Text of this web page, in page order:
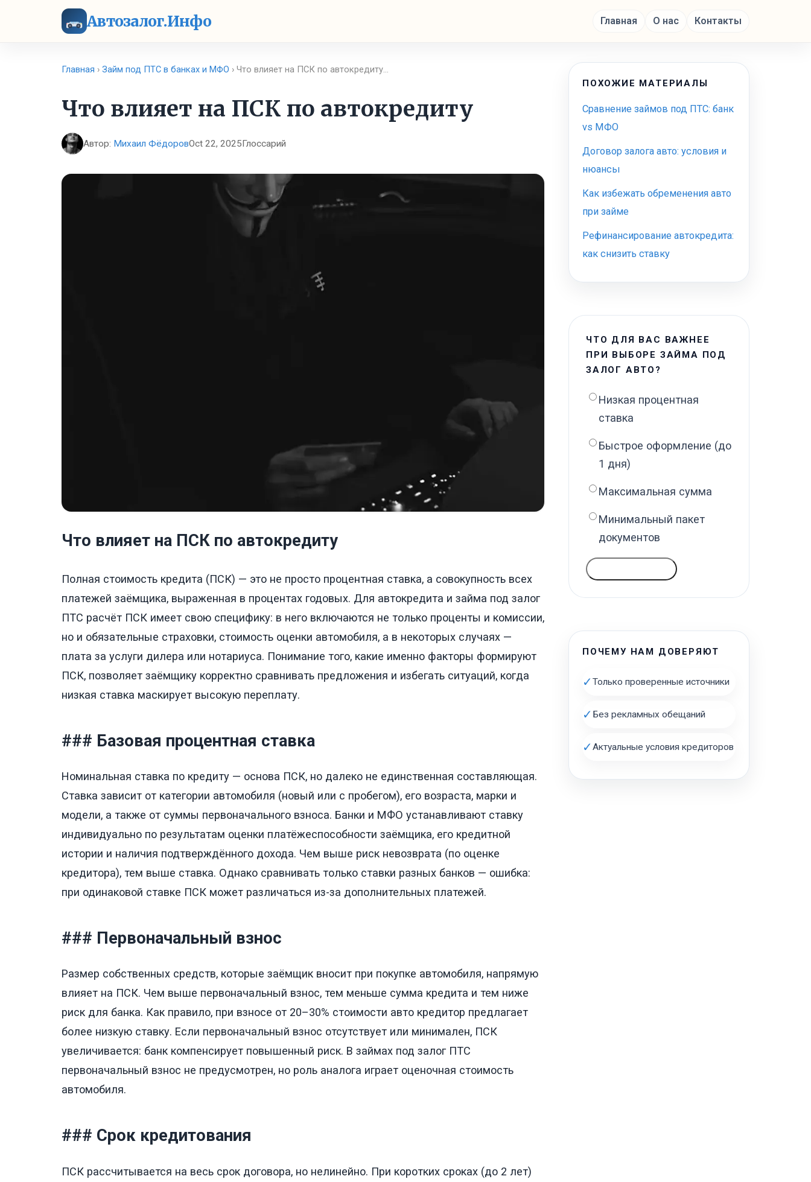
Автозалог.Инфо Главная О нас Контакты
Главная › Займ под ПТС в банках и МФО › Что влияет на ПСК по автокредиту…
Что влияет на ПСК по автокредиту
Автор: Михаил ФёдоровOct 22, 2025Глоссарий
Что влияет на ПСК по автокредиту
Полная стоимость кредита (ПСК) — это не просто процентная ставка, а совокупность всех
платежей заёмщика, выраженная в процентах годовых. Для автокредита и займа под залог
ПТС расчёт ПСК имеет свою специфику: в него включаются не только проценты и комиссии,
но и обязательные страховки, стоимость оценки автомобиля, а в некоторых случаях —
плата за услуги дилера или нотариуса. Понимание того, какие именно факторы формируют
ПСК, позволяет заёмщику корректно сравнивать предложения и избегать ситуаций, когда
низкая ставка маскирует высокую переплату.
### Базовая процентная ставка
Номинальная ставка по кредиту — основа ПСК, но далеко не единственная составляющая.
Ставка зависит от категории автомобиля (новый или с пробегом), его возраста, марки и
модели, а также от суммы первоначального взноса. Банки и МФО устанавливают ставку
индивидуально по результатам оценки платёжеспособности заёмщика, его кредитной
истории и наличия подтверждённого дохода. Чем выше риск невозврата (по оценке
кредитора), тем выше ставка. Однако сравнивать только ставки разных банков — ошибка:
при одинаковой ставке ПСК может различаться из-за дополнительных платежей.
### Первоначальный взнос
Размер собственных средств, которые заёмщик вносит при покупке автомобиля, напрямую
влияет на ПСК. Чем выше первоначальный взнос, тем меньше сумма кредита и тем ниже
риск для банка. Как правило, при взносе от 20–30% стоимости авто кредитор предлагает
более низкую ставку. Если первоначальный взнос отсутствует или минимален, ПСК
увеличивается: банк компенсирует повышенный риск. В займах под залог ПТС
первоначальный взнос не предусмотрен, но роль аналога играет оценочная стоимость
автомобиля.
### Срок кредитования
ПСК рассчитывается на весь срок договора, но нелинейно. При коротких сроках (до 2 лет)
ПОХОЖИЕ МАТЕРИАЛЫ
Сравнение займов под ПТС: банк
vs МФО
Договор залога авто: условия и
нюансы
Как избежать обременения авто
при займе
Рефинансирование автокредита:
как снизить ставку
ЧТО ДЛЯ ВАС ВАЖНЕЕ
ПРИ ВЫБОРЕ ЗАЙМА ПОД
ЗАЛОГ АВТО?
Низкая процентная
ставка
Быстрое оформление (до
1 дня)
Максимальная сумма
Минимальный пакет
документов
ПОЧЕМУ НАМ ДОВЕРЯЮТ
✓Только проверенные источники
✓ Без рекламных обещаний
✓Актуальные условия кредиторов